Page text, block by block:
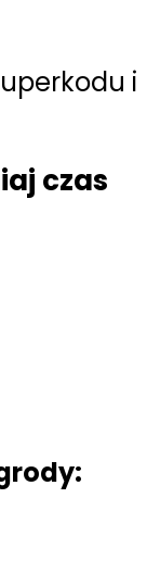
i
czas